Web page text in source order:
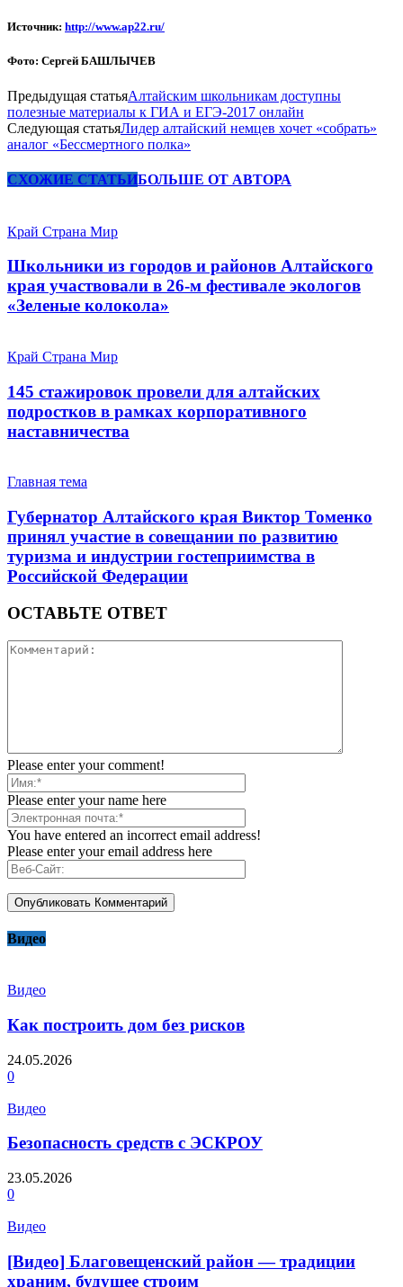
Источник: http://www.ap22.ru/
Фото: Сергей БАШЛЫЧЕВ
Предыдущая статьяАлтайским школьникам доступны
полезные материалы к ГИА и ЕГЭ-2017 онлайн
Следующая статьяЛидер алтайский немцев хочет «собрать»
аналог «Бессмертного полка»
СХОЖИЕ СТАТЬИБОЛЬШЕ ОТ АВТОРА
Край Страна Мир
Школьники из городов и районов Алтайского
края участвовали в 26-м фестивале экологов
«Зеленые колокола»
Край Страна Мир
145 стажировок провели для алтайских
подростков в рамках корпоративного
наставничества
Главная тема
Губернатор Алтайского края Виктор Томенко
принял участие в совещании по развитию
туризма и индустрии гостеприимства в
Российской Федерации
ОСТАВЬТЕ ОТВЕТ
Please enter your comment!
Please enter your name here
You have entered an incorrect email address!
Please enter your email address here
Видео
Видео
Как построить дом без рисков
24.05.2026
0
Видео
Безопасность средств с ЭСКРОУ
23.05.2026
0
Видео
[Видео] Благовещенский район — традиции
храним, будущее строим